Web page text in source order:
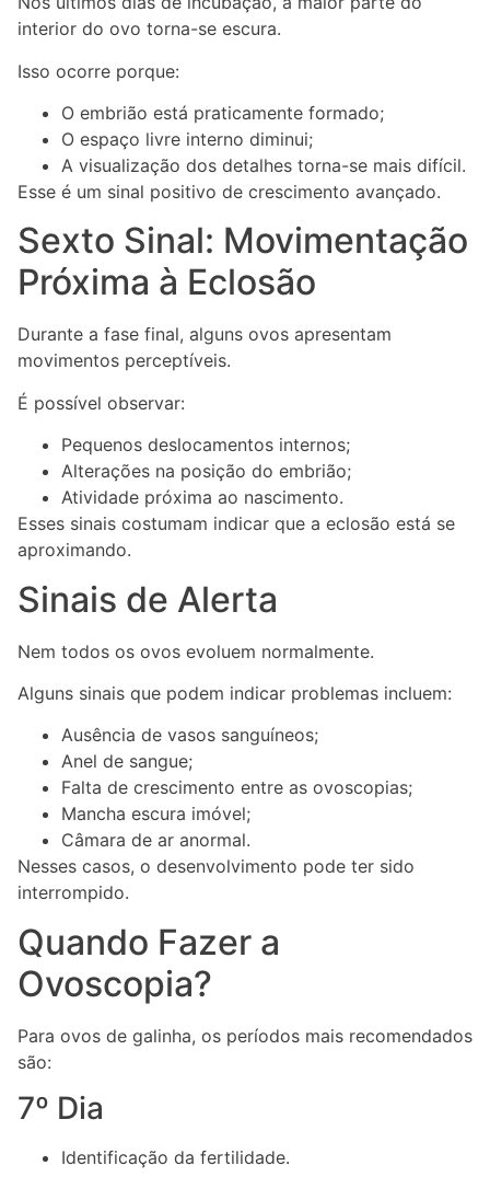
interior do ovo torna-se escura.
Isso ocorre porque:
O embrião está praticamente formado;
O espaço livre interno diminui;
A visualização dos detalhes torna-se mais difícil.
Esse é um sinal positivo de crescimento avançado.
Sexto Sinal: Movimentação
Próxima à Eclosão
Durante a fase final, alguns ovos apresentam
movimentos perceptíveis.
É possível observar:
Pequenos deslocamentos internos;
Alterações na posição do embrião;
Atividade próxima ao nascimento.
Esses sinais costumam indicar que a eclosão está se
aproximando.
Sinais de Alerta
Nem todos os ovos evoluem normalmente.
Alguns sinais que podem indicar problemas incluem:
Ausência de vasos sanguíneos;
Anel de sangue;
Falta de crescimento entre as ovoscopias;
Mancha escura imóvel;
Câmara de ar anormal.
Nesses casos, o desenvolvimento pode ter sido
interrompido.
Quando Fazer a
Ovoscopia?
Para ovos de galinha, os períodos mais recomendados
são:
7º Dia
Identificação da fertilidade.